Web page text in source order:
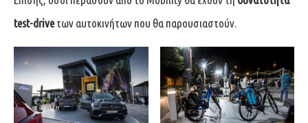
test-driveτων αυτοκινήτων που θα παρουσιαστούν.